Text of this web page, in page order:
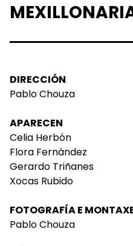
DIRECCIÓN
Pablo Chouza
APARECEN
Celia Herbón
Flora Fernández
Gerardo Triñanes
Xocas Rubido
FOTOGRAFÍA E
Pablo Chouza